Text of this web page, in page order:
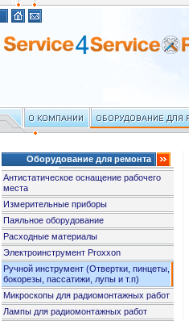
Оборудование для ремонта
Антистатическое оснащение рабочего
места
Измерительные приборы
Паяльное оборудование
Расходные материалы
Электроинструмент Proxxon
Ручной инструмент (Отвертки, пинцеты,
бокорезы, пассатижи, лупы и т.п)
Микроскопы для радиомонтажных работ
Лампы для радиомонтажных работ